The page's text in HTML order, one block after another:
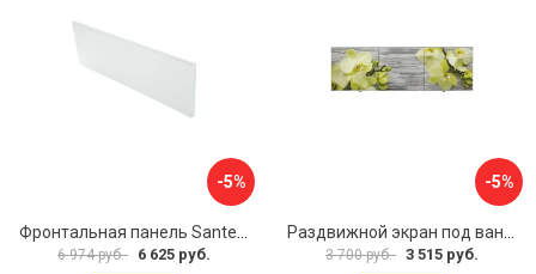
-5%
6 974 руб. 6 625 руб.
-5%
3 700 руб. 3 515 руб.